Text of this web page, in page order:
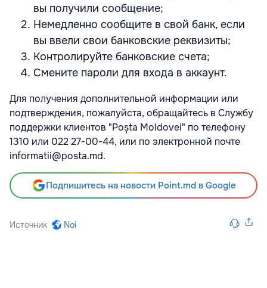
вы получили сообщение;
Немедленно сообщите в свой банк, если
вы ввели свои банковские реквизиты;
Контролируйте банковские счета;
Смените пароли для входа в аккаунт.
Для получения дополнительной информации или
подтверждения, пожалуйста, обращайтесь в Службу
поддержки клиентов "Poșta Moldovei" по телефону
1310 или 022 27-00-44, или по электронной почте
informatii@posta.md.
Подпишитесь на новости Point.md в Google
Источник Noi